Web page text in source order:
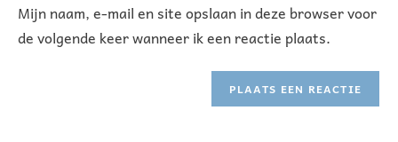
Mijn naam, e-mail en site opslaan in deze browser voor
de volgende keer wanneer ik een reactie plaats.